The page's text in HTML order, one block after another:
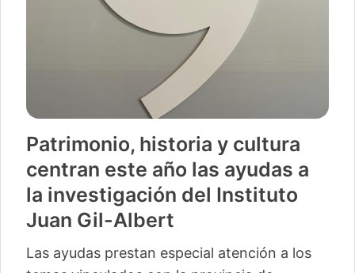
Patrimonio, historia y cultura
centran este año las ayudas a
la investigación del Instituto
Juan Gil-Albert
Las ayudas prestan especial atención a los